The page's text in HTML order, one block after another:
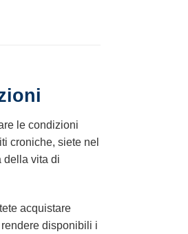
le condizioni
croniche, siete nel
della vita di
acquistare
disponibili i